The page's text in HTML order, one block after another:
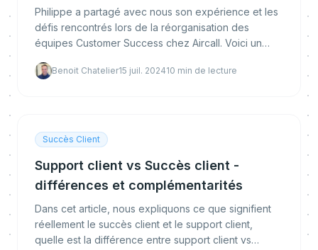
of CS South Europe
Philippe a partagé avec nous son expérience et les
défis rencontrés lors de la réorganisation des
équipes Customer Success chez Aircall. Voici un
Benoit Chatelier15 juil. 202410 min de lecture
Succès Client
Support client vs Succès client -
différences et complémentarités
Dans cet article, nous expliquons ce que signifient
réellement le succès client et le support client,
quelle est la différence entre support client vs